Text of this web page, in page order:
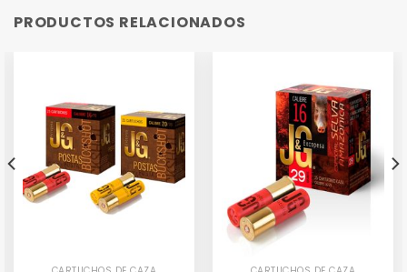
PRODUCTOS RELACIONADOS